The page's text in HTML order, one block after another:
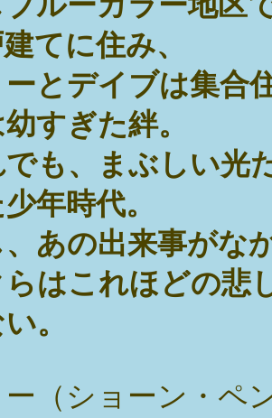
てに住み、
ーとデイブは集合
すぎた絆。
でも、まぶしい光
年時代。
、あの出来事が
はこれほどの悲
。
ー（ショーン・ペ